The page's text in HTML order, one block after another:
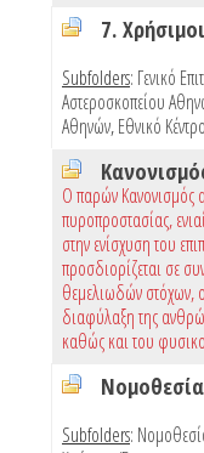
7.
Subfolders: Γενικό
Αστεροσκοπείου
Αθηνών,Εθνικό
Ο παρών Κανονισμός
πυροπροστασίας,
στην ενίσχυση του
προσδιορίζεται σε
θεμελιωδών στόχων,
διαφύλαξη της
καθώς και του
Subfolders: